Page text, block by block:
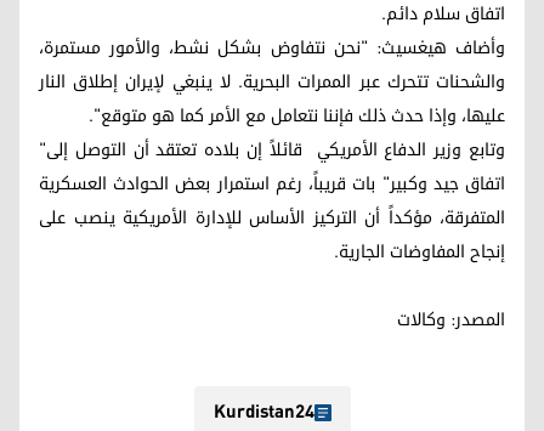
اتفاق سلام دائم.
وأضاف هيغسيث: "نحن نتفاوض بشكل نشط، والأمور مستمرة،
والشحنات تتحرك عبر الممرات البحرية. لا ينبغي لإيران إطلاق النار
عليها، وإذا حدث ذلك فإننا نتعامل مع الأمر كما هو متوقع".
وتابع وزير الدفاع الأمريكي قائلاً إن بلاده تعتقد أن التوصل إلى"
اتفاق جيد وكبير" بات قريباً، رغم استمرار بعض الحوادث العسكرية
المتفرقة، مؤكداً أن التركيز الأساس للإدارة الأمريكية ينصب على
إنجاح المفاوضات الجارية.
المصدر: وکالات
Kurdistan24